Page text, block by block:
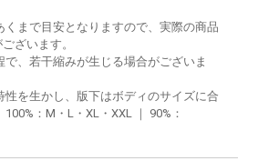
まで目安となりますので、実際の商品
ざいます。
、若干縮みが生じる場合がございま
を生かし、版下はボディのサイズに合
：M・L・XL・XXL ｜ 90%：